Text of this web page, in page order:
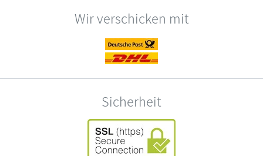
Wir verschicken mit
Sicherheit